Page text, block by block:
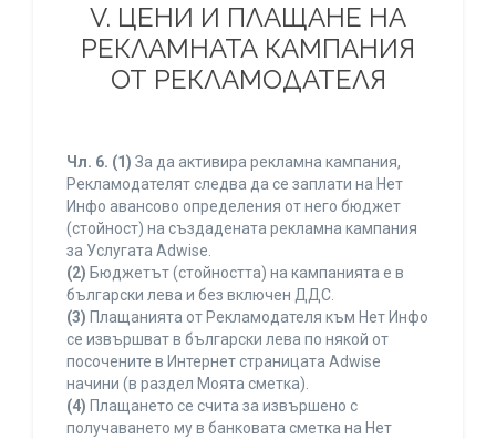
V. ЦЕНИ И ПЛАЩАНЕ НА
РЕКЛАМНАТА КАМПАНИЯ
ОТ РЕКЛАМОДАТЕЛЯ
Чл. 6. (1) За да активира рекламна кампания,
Рекламодателят следва да се заплати на Нет
Инфо авансово определения от него бюджет
(стойност) на създадената рекламна кампания
за Услугата Adwise.
(2) Бюджетът (стойността) на кампанията е в
български лева и без включен ДДС.
(3) Плащанията от Рекламодателя към Нет Инфо
се извършват в български лева по някой от
посочените в Интернет страницата Adwise
начини (в раздел Моята сметка).
(4) Плащането се счита за извършено с
получаването му в банковата сметка на Нет